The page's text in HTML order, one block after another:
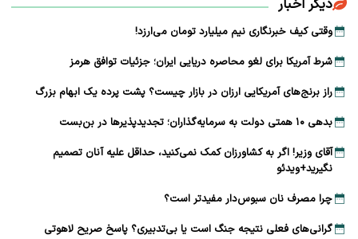
دیگر اخبار
وقتی کیف خبرنگاری نیم میلیارد تومان می‌ارزد!
شرط آمریکا برای لغو محاصره دریایی ایران؛ جزئیات توافق هرمز
راز برنج‌های آمریکایی ارزان در بازار چیست؟ پشت پرده یک ابهام بزرگ
بدهی ۱۰ همتی دولت به سرمایه‌گذاران؛ تجدیدپذیرها در بن‌بست
آقای وزیر! اگر به کشاورزان کمک نمی‌کنید، حداقل علیه آنان تصمیم
نگیرید+ویدئو
چرا مصرف نان سبوس‌دار مفیدتر است؟
گرانی‌های فعلی نتیجه جنگ است یا بی‌تدبیری؟ پاسخ صریح لاهوتی